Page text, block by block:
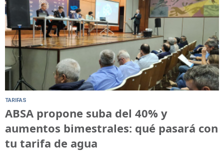
TARIFAS
ABSA propone suba del 40% y
aumentos bimestrales: qué pasará con
tu tarifa de agua